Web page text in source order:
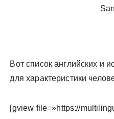
Вот список английских и
для характеристики
[gview file=»https://